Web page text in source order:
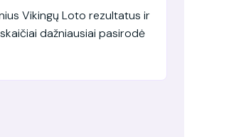
Vikingų Loto rezultatus ir
dažniausiai pasirodė